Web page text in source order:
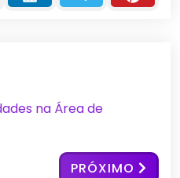
na Área de
PRÓXIMO